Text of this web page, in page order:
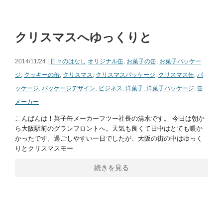
クリスマスへゆっくりと
2014/11/24 | 日々のはなし オリジナル缶, お菓子の缶, お菓子パッケー
ジ, クッキーの缶, クリスマス, クリスマスパッケージ, クリスマス缶, パ
ッケージ, パッケージデザイン, ビジネス, 洋菓子, 洋菓子パッケージ, 缶
メーカー
こんばんは！菓子缶メーカーフツー社長の清水です。 今日は朝か
ら大阪駅前のグランフロントへ。天気も良くて日中はとても暖か
かったです。過ごしやすい一日でしたが、大阪の街の中はゆっく
りとクリスマスモー
続きを見る